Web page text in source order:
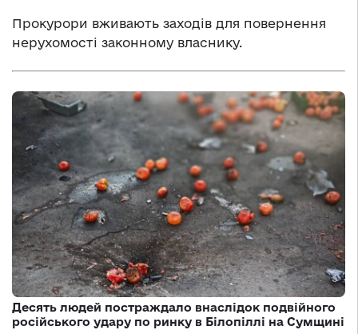
Прокурори вживають заходів для повернення
нерухомості законному власнику.
Десять людей постраждало внаслідок подвійного
російського удару по ринку в Білопіллі на Сумщині